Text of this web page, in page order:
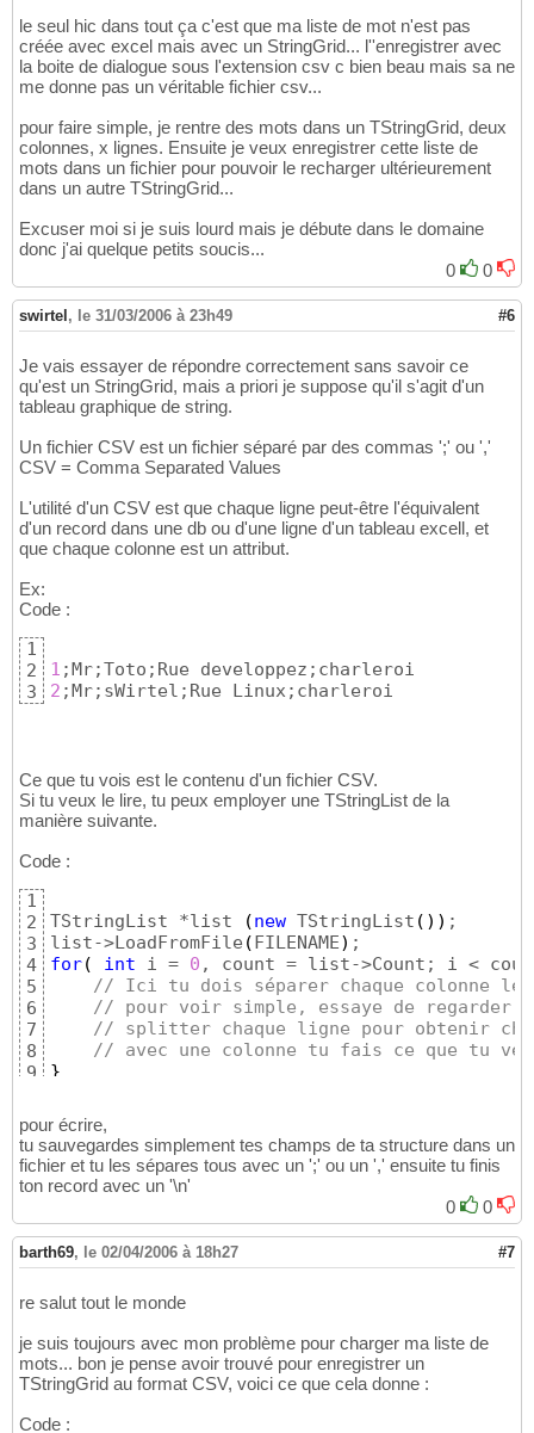
le seul hic dans tout ça c'est que ma liste de mot n'est pas
créée avec excel mais avec un StringGrid... l''enregistrer avec
la boite de dialogue sous l'extension csv c bien beau mais sa ne
me donne pas un véritable fichier csv...
pour faire simple, je rentre des mots dans un TStringGrid, deux
colonnes, x lignes. Ensuite je veux enregistrer cette liste de
mots dans un fichier pour pouvoir le recharger ultérieurement
dans un autre TStringGrid...
Excuser moi si je suis lourd mais je débute dans le domaine
donc j'ai quelque petits soucis...
0
0
swirtel , le 31/03/2006 à 23h49 #6
Je vais essayer de répondre correctement sans savoir ce
qu'est un StringGrid, mais a priori je suppose qu'il s'agit d'un
tableau graphique de string.
Un fichier CSV est un fichier séparé par des commas ';' ou ','
CSV = Comma Separated Values
L'utilité d'un CSV est que chaque ligne peut-être l'équivalent
d'un record dans une db ou d'une ligne d'un tableau excell, et
que chaque colonne est un attribut.
Ex:
Code :
1
2
3
1
2 ;Mr;sWirtel;Rue Linux;charleroi
Ce que tu vois est le contenu d'un fichier CSV.
Si tu veux le lire, tu peux employer une TStringList de la
manière suivante.
Code :
1
2
3
4
5
6
7
8
9
TStringList *list (new TStringList ( ) ) ;
list->LoadFromFile ( FILENAME)
for( int i = 0 , count = list->Count; i <
// Ici tu dois séparer chaque colonne
// pour voir simple, essaye de regarder
// splitter chaque ligne pour obtenir
// avec une colonne tu fais ce que tu
}
pour écrire,
tu sauvegardes simplement tes champs de ta structure dans un
fichier et tu les sépares tous avec un ';' ou un ',' ensuite tu finis
ton record avec un '\n'
0
0
barth69, le 02/04/2006 à 18h27 #7
re salut tout le monde
je suis toujours avec mon problème pour charger ma liste de
mots... bon je pense avoir trouvé pour enregistrer un
TStringGrid au format CSV, voici ce que cela donne :
Code :